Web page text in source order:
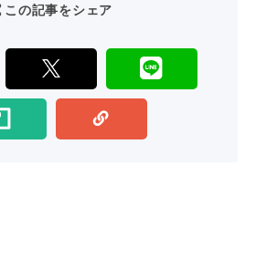
この記事をシェア